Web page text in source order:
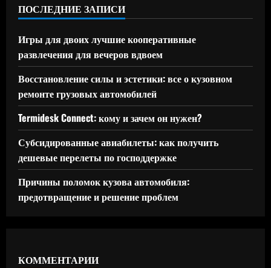
ПОСЛЕДНИЕ ЗАПИСИ
Игры для двоих лучшие кооперативные
развлечения для вечеров вдвоем
Восстановление силы и эстетики: все о кузовном
ремонте грузовых автомобилей
Termidesk Connect: кому и зачем он нужен?
Субсидированные авиабилеты: как получить
дешевые перелеты по господдержке
Причины поломок кузова автомобиля:
предотвращение и решение проблем
КОММЕНТАРИИ